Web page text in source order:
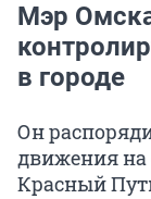
Мэр
в городе
Он
движения на
Красный